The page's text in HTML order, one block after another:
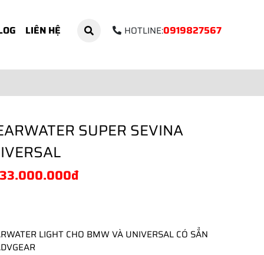
LIÊN HỆ HOTLINE:0919827567
SUPER SEVINA
33.000.000đ
LIGHT CHO BMW VÀ UNIVERSAL CÓ SẲN